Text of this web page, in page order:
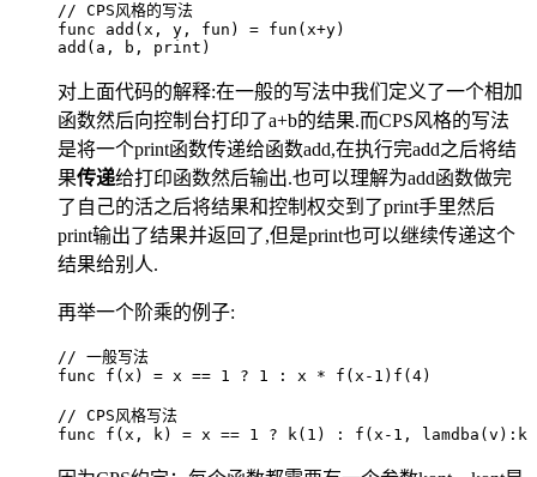
// CPS风格的写法
func add(x, y, fun) = fun(x+y)
add(a, b, print)
对上面代码的解释:在一般的写法中我们定义了一个相加
函数然后向控制台打印了a+b的结果.而CPS风格的写法
是将一个print函数传递给函数add,在执行完add之后将结
果传递给打印函数然后输出.也可以理解为add函数做完
了自己的活之后将结果和控制权交到了print手里然后
print输出了结果并返回了,但是print也可以继续传递这个
结果给别人.
再举一个阶乘的例子:
// 一般写法
func f(x) = x == 1 ? 1 : x * f(x-1)f(4)
// CPS风格写法
func f(x, k) = x == 1 ? k(1) : f(x-1,